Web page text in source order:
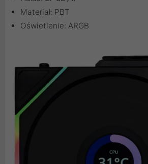
Materiał: PBT
Oświetlenie: ARGB